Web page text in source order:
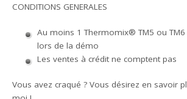
CONDITIONS GENERALES
Au moins 1 Thermomix® TM5 ou
lors de la démo
Les ventes à crédit ne comptent pas
Vous avez craqué ? Vous désirez en savoir